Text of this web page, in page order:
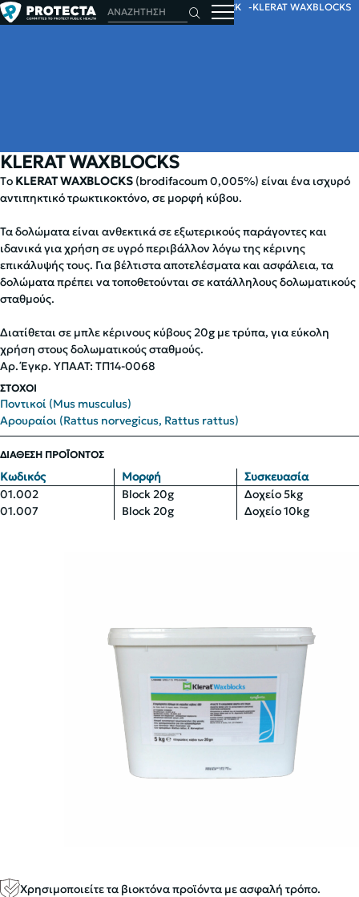
ΑΡΧΙΚΗ ΤΡΩΚΤΙΚΑ ΤΡΩΚΤΙΚΟΚΤΟΝΑ BLOCK KLERAT WAXBLOCKS
KLERAT WAXBLOCKS
Τo KLERAT WAXBLOCKS (brodifacoum 0,005%) είναι ένα ισχυρό
αντιπηκτικό τρωκτικοκτόνο, σε μορφή κύβου.
Τα δολώματα είναι ανθεκτικά σε εξωτερικούς παράγοντες και
ιδανικά για χρήση σε υγρό περιβάλλον λόγω της κέρινης
επικάλυψής τους. Για βέλτιστα αποτελέσματα και ασφάλεια, τα
δολώματα πρέπει να τοποθετούνται σε κατάλληλους δολωματικούς
σταθμούς.
Διατίθεται σε μπλε κέρινους κύβους 20g με τρύπα, για εύκολη
χρήση στους δολωματικούς σταθμούς.
Αρ. Έγκρ. ΥΠΑΑΤ: ΤΠ14-0068
ΣΤΟΧΟΙ
Ποντικοί (Mus musculus)
Αρουραίοι (Rattus norvegicus, Rattus rattus)
ΔΙΑΘΕΣΗ ΠΡΟΪΟΝΤΟΣ
Κωδικός Μορφή
Συσκευασία
01.002
Block 20g
Δοχείο 5kg
01.007
Block 20g Δοχείο 10kg
Χρησιμοποιείτε τα βιοκτόνα προϊόντα με ασφαλή τρόπο.